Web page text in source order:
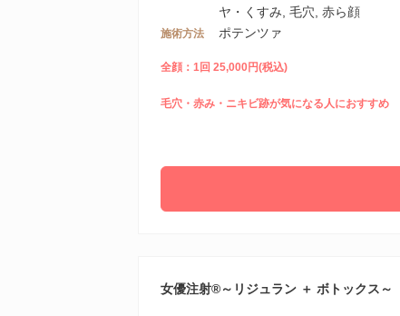
ヤ・くすみ, 毛穴, 赤ら顔
施術方法 ポテンツァ
全顔：1回 25,000円(税込)
毛穴・赤み・ニキビ跡が気になる人におすすめ
女優注射®～リジュラン ＋ ボトックス～